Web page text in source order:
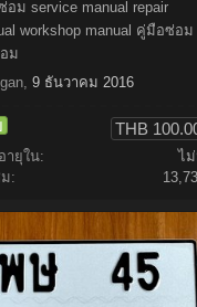
อม service manual repair
workshop manual คู่มือซ่อม
ม
9 ธันวาคม 2016
THB
ายุใน:
ไ
: